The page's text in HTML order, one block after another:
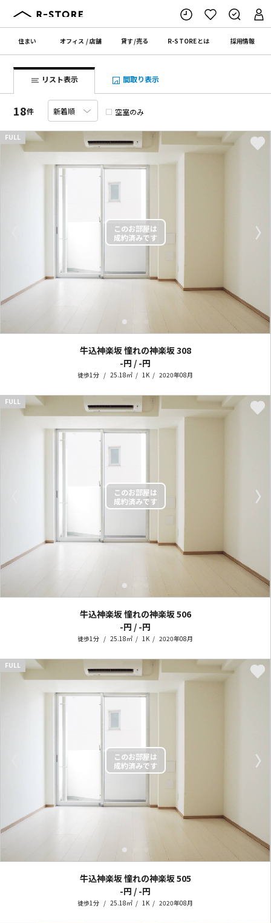
住まい オフィス /店舗 貸す/売る R-STOREとは 採用情報
リスト表示 間取り表示
18件 空室のみ
〉
FULL
牛込神楽坂 憧れの神楽坂308
-円 / -円
徒歩1分 25.18㎡ 1K 2020年08月
〉
FULL
牛込神楽坂 憧れの神楽坂506
-円 / -円
徒歩1分 25.18㎡ 1K 2020年08月
〉
FULL
牛込神楽坂 憧れの神楽坂505
-円 / -円
徒歩1分 25.18㎡ 1K 2020年08月